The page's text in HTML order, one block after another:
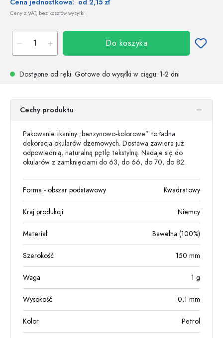
Cena jednostkowa: od 2,15 zł
Ceny z VAT, bez kosztów wysyłki
Do koszyka
Dostępne od ręki. Gotowe do wysyłki w ciągu: 1-2 dni
Cechy produktu
Pakowanie tkaniny „benzynowo-kolorowe” to ładna
dekoracja okularów dżemowych. Dostawa zawiera już
odpowiednią, naturalną pętlę tekstylną. Nadaje się do
okularów z zamknięciami do 63, do 66, do 70, do 82.
Forma - obszar podstawowy Kwadratowy
Kraj produkcji Niemcy
Materiał Bawełna (100%)
Szerokość 150 mm
Waga 1 g
Wysokość 0,1 mm
Kolor Petrol